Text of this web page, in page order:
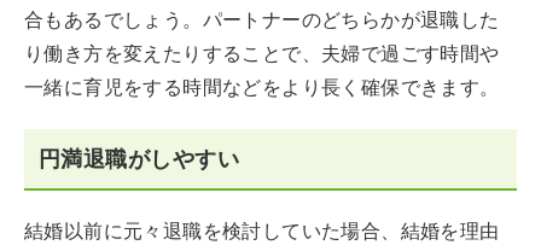
合もあるでしょう。パートナーのどちらかが退職した
り働き方を変えたりすることで、夫婦で過ごす時間や
一緒に育児をする時間などをより長く確保できます。
円満退職がしやすい
結婚以前に元々退職を検討していた場合、結婚を理由